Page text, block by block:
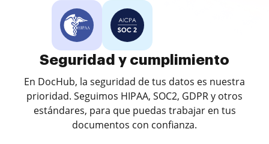
Seguridad y cumplimiento
En DocHub, la seguridad de tus datos es nuestra
prioridad. Seguimos HIPAA, SOC2, GDPR y otros
estándares, para que puedas trabajar en tus
documentos con confianza.